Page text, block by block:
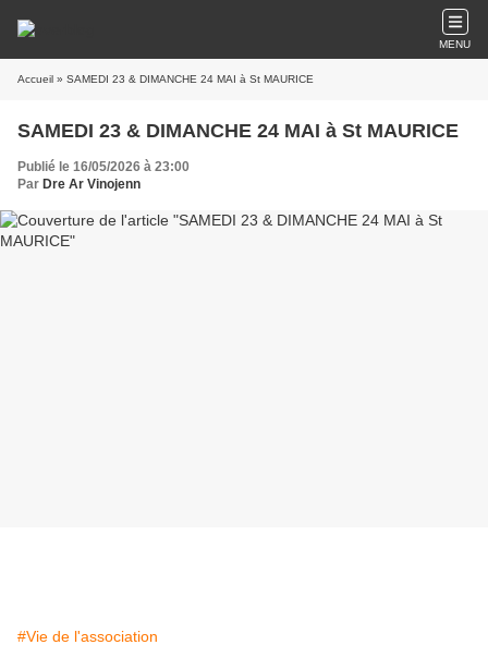
MENU
Accueil » SAMEDI 23 & DIMANCHE 24 MAI à St MAURICE
SAMEDI 23 & DIMANCHE 24 MAI à St MAURICE
Publié le 16/05/2026 à 23:00
Par Dre Ar Vinojenn
#Vie de l'association